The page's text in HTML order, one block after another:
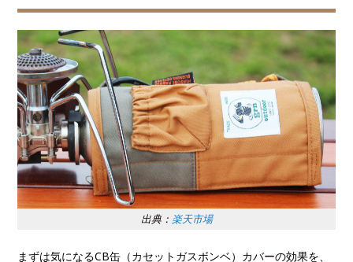
出典： 楽天市場
まずは気になるCB缶（カセットガスボンベ）カバーの効果を、